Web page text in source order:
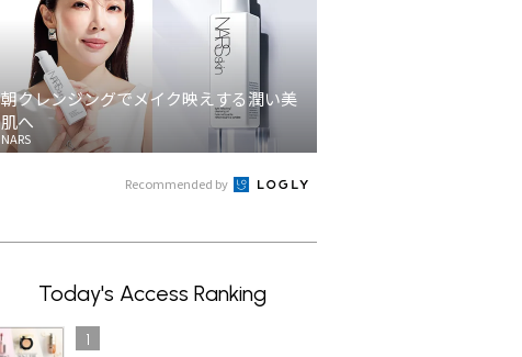
朝クレンジングでメイク映えする潤い美
肌へ
NARS
Recommended by
Today's Access Ranking
1